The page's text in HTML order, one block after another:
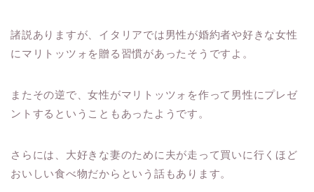
諸説ありますが、イタリアでは男性が婚約者や好きな女性
にマリトッツォを贈る習慣があったそうですよ。
またその逆で、女性がマリトッツォを作って男性にプレゼ
ントするということもあったようです。
さらには、大好きな妻のために夫が走って買いに行くほど
おいしい食べ物だからという話もあります。